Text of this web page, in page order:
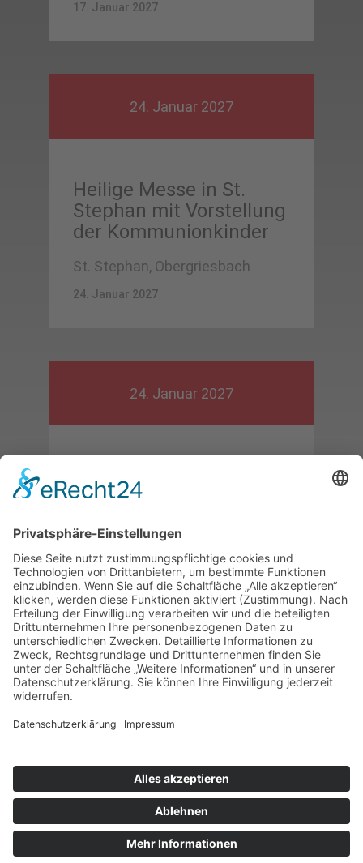
17. Januar 2027
24. Januar 2027
Heilige Messe in St.
Stephan mit Vorstellung
der Kommunionkinder
St. Stephan, Obergriesbach
24. Januar 2027
24. Januar 2027
Heilige Messe in St.
Vitus mit Vorstellung
St. Vitus, Edenried
24. Januar 2027
31. Januar 2027
Heilige Messe in St.
Laurentius mit
Vorstellung der
Kommunionkinder